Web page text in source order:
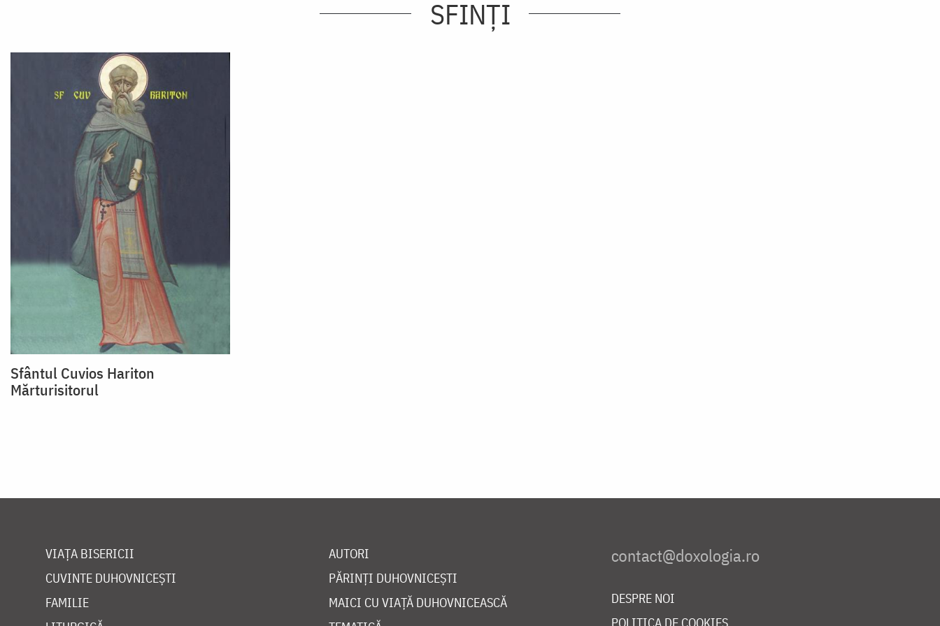
SFINȚI
Sfântul Cuvios Hariton
Mărturisitorul
VIAȚA BISERICII
CUVINTE DUHOVNICEȘTI
FAMILIE
AUTORI
PĂRINȚI DUHOVNICEȘTI
MAICI CU VIAȚĂ DUHOVNICEASCĂ
DESPRE NOI
POLITICA DE COOKIES